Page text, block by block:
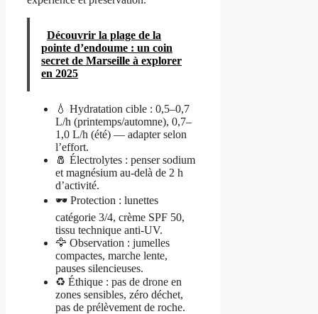
Découvrir la plage de la
pointe d’endoume : un coin
secret de Marseille à explorer
en 2025
💧 Hydratation cible : 0,5–0,7
L/h (printemps/automne), 0,7–
1,0 L/h (été) — adapter selon
l’effort.
🧂 Électrolytes : penser sodium
et magnésium au-delà de 2 h
d’activité.
🕶️ Protection : lunettes
catégorie 3/4, crème SPF 50,
tissu technique anti-UV.
🦅 Observation : jumelles
compactes, marche lente,
pauses silencieuses.
♻️ Éthique : pas de drone en
zones sensibles, zéro déchet,
pas de prélèvement de roche.